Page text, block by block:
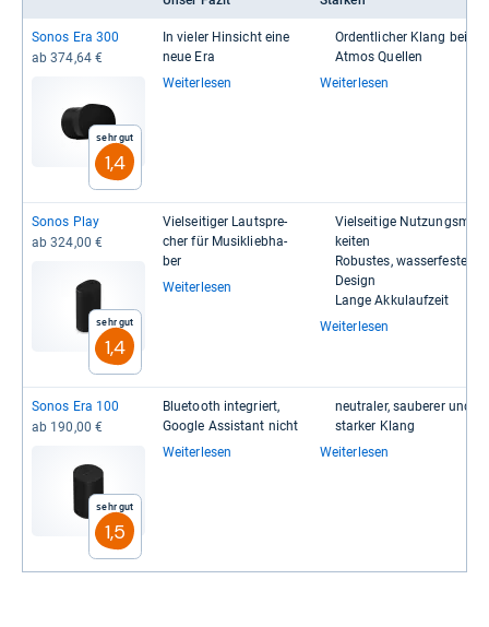
Sonos Era 300
ab 374,64 €
Sehr gut
1,4
In vie­ler Hin­sicht eine
neue Era
Weiterlesen
Ordent­li­cher Klang bei
Atmos Quel­len
Weiterlesen
Sonos Play
ab 324,00 €
Sehr gut
1,4
Viel­sei­ti­ger Laut­spre­
cher für Musik­lieb­ha­
ber
Weiterlesen
Viel­sei­tige
kei­ten
Robus­tes, was­ser­fes­tes
Design
Lange Akku­lauf­zeit
Weiterlesen
Sonos Era 100
ab 190,00 €
Sehr gut
1,5
Blue­tooth inte­griert,
Goo­gle Assi­stant nicht
Weiterlesen
neu­tra­ler, sau­be­rer und
star­ker Klang
Weiterlesen